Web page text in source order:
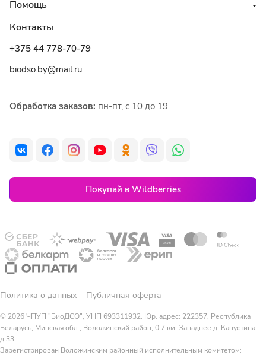
Помощь
Контакты
+375 44 778-70-79
biodso.by@mail.ru
Обработка заказов: пн-пт, с 10 до 19
Покупай в Wildberries
© 2026 ЧПУП "БиоДСО", УНП 693311932. Юр. адрес: 222357, Республика
Беларусь, Минская обл., Воложинский район, 0.7 км. Западнее д. Капустина
д.33
Зарегистрирован Воложинским районный исполнительным комитетом:
Политика о данных Публичная оферта